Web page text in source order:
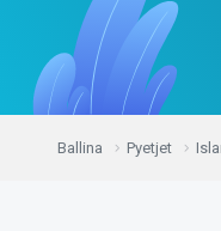
Ballina Pyetjet